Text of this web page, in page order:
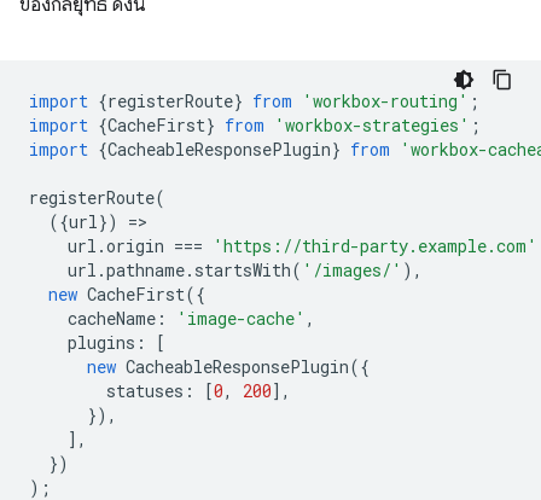
ของกลยุทธ์ ดังนี้
import {registerRoute} from 'workbox-routing' ;
import {CacheFirst} from 'workbox-strategies' ;
import {CacheableResponsePlugin} from 'workbox-
registerRoute(
({url}) =
url .origin ===
'https://third-party.example.com'
url .pathname. startsWith( '/images/' ),
new CacheFirst({
cacheName : 'image-cache' ,
plugins :
[
new CacheableResponsePlugin({
statuses : [0, 200],
}),
],
})
);